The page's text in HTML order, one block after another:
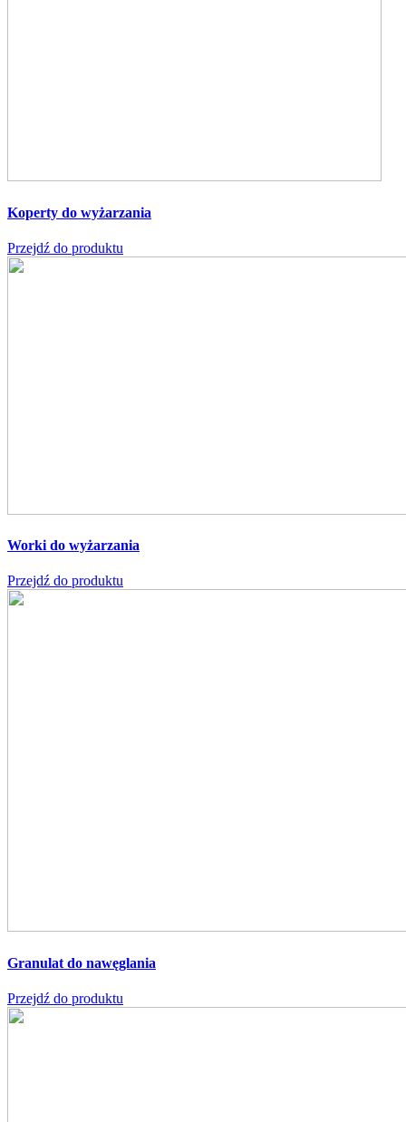
Koperty do wyżarzania
Przejdź do produktu
Worki do wyżarzania
Przejdź do produktu
Granulat do nawęglania
Przejdź do produktu